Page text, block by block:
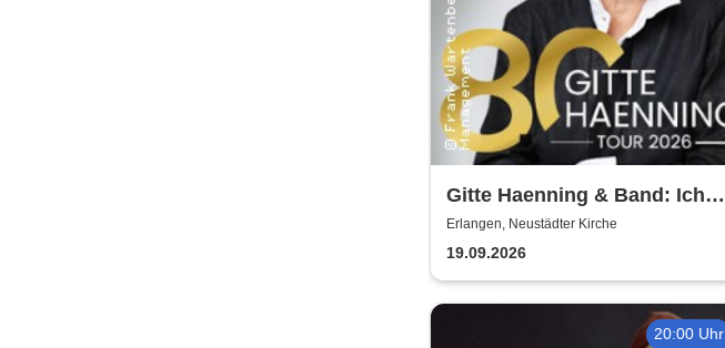
Gitte Haenning & Band: Ich
bin Stark - 80 Jahre Gitte
Haenning
Erlangen, Neustädter Kirche
19.09.2026
20:00 Uhr